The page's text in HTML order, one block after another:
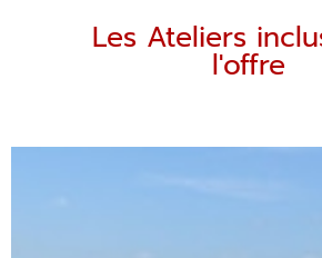
Les Ateliers
l'offre